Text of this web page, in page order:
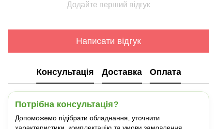
Додайте перший відгук
Написати відгук
Консультація Доставка Оплата
Потрібна консультація?
Допоможемо підібрати обладнання, уточнити